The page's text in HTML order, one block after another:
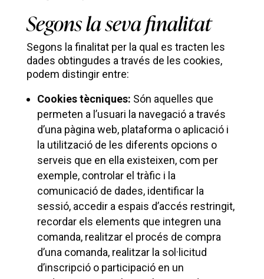
Segons la seva finalitat
Segons la finalitat per la qual es tracten les
dades obtingudes a través de les cookies,
podem distingir entre:
Cookies tècniques: Són aquelles que
permeten a l’usuari la navegació a través
d’una pàgina web, plataforma o aplicació i
la utilització de les diferents opcions o
serveis que en ella existeixen, com per
exemple, controlar el tràfic i la
comunicació de dades, identificar la
sessió, accedir a espais d’accés restringit,
recordar els elements que integren una
comanda, realitzar el procés de compra
d’una comanda, realitzar la sol·licitud
d’inscripció o participació en un